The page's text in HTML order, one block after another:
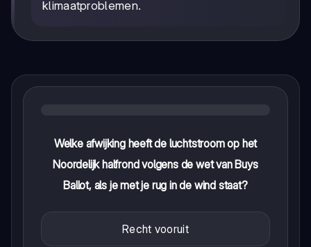
klimaatproblemen.
Welke afwijking heeft de luchtstroom op het
Noordelijk halfrond volgens de wet van Buys
Ballot, als je met je rug in de wind staat?
Recht vooruit